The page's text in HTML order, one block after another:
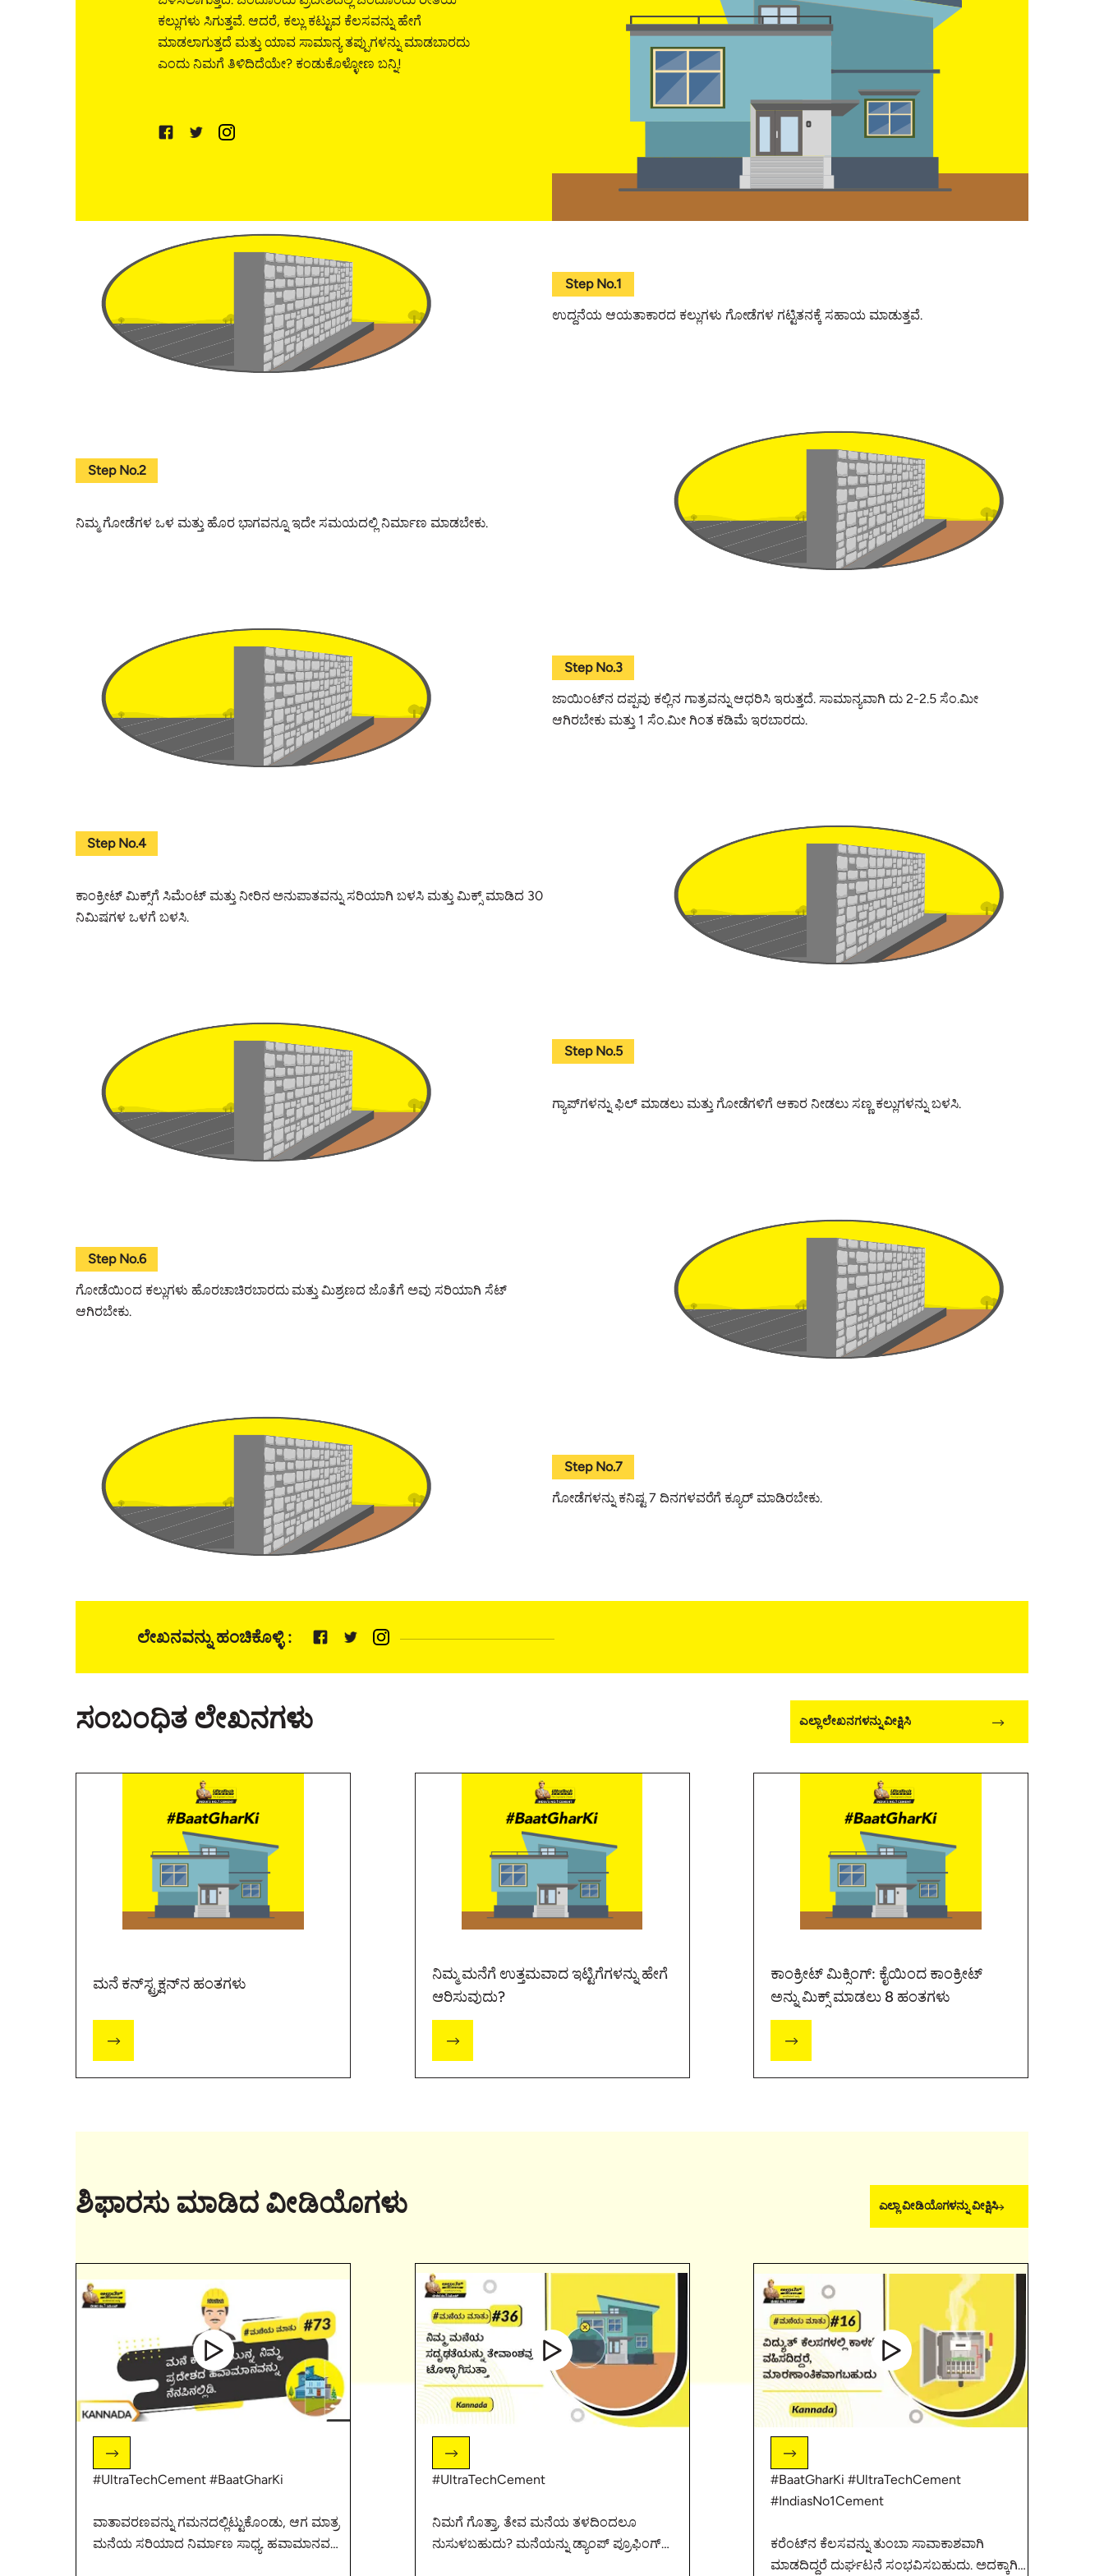
ಕಲ್ಲುಗಳು ಸಿಗುತ್ತವೆ. ಆದರೆ, ಕಲ್ಲು ಕಟ್ಟುವ ಕೆಲಸವನ್ನು ಹೇಗೆ
ಮಾಡಲಾಗುತ್ತದೆ ಮತ್ತು ಯಾವ ಸಾಮಾನ್ಯ ತಪ್ಪುಗಳನ್ನು ಮಾಡಬಾರದು
ಎಂದು ನಿಮಗೆ ತಿಳಿದಿದೆಯೇ? ಕಂಡುಕೊಳ್ಳೋಣ ಬನ್ನಿ!
Step No.1
ಉದ್ದನೆಯ ಆಯತಾಕಾರದ ಕಲ್ಲುಗಳು ಗೋಡೆಗಳ ಗಟ್ಟಿತನಕ್ಕೆ ಸಹಾಯ ಮಾಡುತ್ತವೆ.
Step No.2
ನಿಮ್ಮ ಗೋಡೆಗಳ ಒಳ ಮತ್ತು ಹೊರ ಭಾಗವನ್ನೂ ಇದೇ ಸಮಯದಲ್ಲಿ ನಿರ್ಮಾಣ ಮಾಡಬೇಕು.
Step No.3
ಜಾಯಿಂಟ್‌ನ ದಪ್ಪವು ಕಲ್ಲಿನ ಗಾತ್ರವನ್ನು ಆಧರಿಸಿ ಇರುತ್ತದೆ. ಸಾಮಾನ್ಯವಾಗಿ ದು 2-2.5 ಸೆಂ.ಮೀ
ಆಗಿರಬೇಕು ಮತ್ತು 1 ಸೆಂ.ಮೀ ಗಿಂತ ಕಡಿಮೆ ಇರಬಾರದು.
Step No.4
ಕಾಂಕ್ರೀಟ್‌ ಮಿಕ್ಸ್‌ಗೆ ಸಿಮೆಂಟ್ ಮತ್ತು ನೀರಿನ ಅನುಪಾತವನ್ನು ಸರಿಯಾಗಿ ಬಳಸಿ ಮತ್ತು ಮಿಕ್ಸ್ ಮಾಡಿದ 30
ನಿಮಿಷಗಳ ಒಳಗೆ ಬಳಸಿ.
Step No.5
ಗ್ಯಾಪ್‌ಗಳನ್ನು ಫಿಲ್ ಮಾಡಲು ಮತ್ತು ಗೋಡೆಗಳಿಗೆ ಆಕಾರ ನೀಡಲು ಸಣ್ಣ ಕಲ್ಲುಗಳನ್ನು ಬಳಸಿ.
Step No.6
ಗೋಡೆಯಿಂದ ಕಲ್ಲುಗಳು ಹೊರಚಾಚಿರಬಾರದು ಮತ್ತು ಮಿಶ್ರಣದ ಜೊತೆಗೆ ಅವು ಸರಿಯಾಗಿ ಸೆಟ್
ಆಗಿರಬೇಕು.
Step No.7
ಗೋಡೆಗಳನ್ನು ಕನಿಷ್ಟ 7 ದಿನಗಳವರೆಗೆ ಕ್ಯೂರ್ ಮಾಡಿರಬೇಕು.
ಲೇಖನವನ್ನು ಹಂಚಿಕೊಳ್ಳಿ :
ಸಂಬಂಧಿತ ಲೇಖನಗಳು ಎಲ್ಲಾ ಲೇಖನಗಳನ್ನು ವೀಕ್ಷಿಸಿ
ಮನೆ ಕನ್‌ಸ್ಟ್ರಕ್ಷನ್‌ನ ಹಂತಗಳು
ನಿಮ್ಮ ಮನೆಗೆ ಉತ್ತಮವಾದ ಇಟ್ಟಿಗೆಗಳನ್ನು ಹೇಗೆ
ಆರಿಸುವುದು?
ಕಾಂಕ್ರೀಟ್ ಮಿಕ್ಸಿಂಗ್: ಕೈಯಿಂದ ಕಾಂಕ್ರೀಟ್
ಅನ್ನು ಮಿಕ್ಸ್ ಮಾಡಲು 8 ಹಂತಗಳು
ಶಿಫಾರಸು ಮಾಡಿದ ವೀಡಿಯೊಗಳು ಎಲ್ಲಾ ವೀಡಿಯೊಗಳನ್ನು ವೀಕ್ಷಿಸಿ
ವಾತಾವರಣವನ್ನು ಗಮನದಲ್ಲಿಟ್ಟುಕೊಂಡು, ಆಗ ಮಾತ್ರ
ಮನೆಯ ಸರಿಯಾದ ನಿರ್ಮಾಣ ಸಾಧ್ಯ. ಹವಾಮಾನವನ್ನು
#UltraTechCement #BaatGharKi
ನಿಮಗೆ ಗೊತ್ತಾ, ತೇವ ಮನೆಯ ತಳದಿಂದಲೂ
ನುಸುಳಬಹುದು? ಮನೆಯನ್ನು ಡ್ಯಾಂಪ್ ಪ್ರೂಫಿಂಗ್
#UltraTechCement
ಕರೆಂಟ್‌ನ ಕೆಲಸವನ್ನು ತುಂಬಾ ಸಾವಾಕಾಶವಾಗಿ
ಮಾಡದಿದ್ದರೆ ದುರ್ಘಟನೆ ಸಂಭವಿಸಬಹುದು. ಅದಕ್ಕಾಗಿ
#BaatGharKi #UltraTechCement
#IndiasNo1Cement